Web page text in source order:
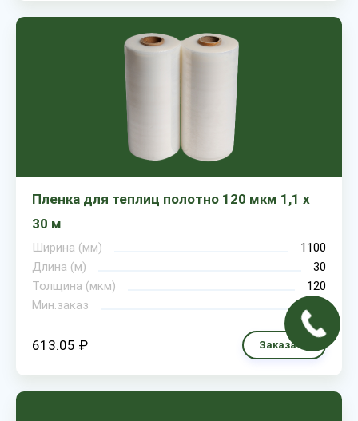
Пленка для теплиц полотно 120 мкм 1,1 х
30 м
Ширина (мм)
1100
Длина (м)
30
Толщина (мкм)
120
Мин.заказ
613.05 ₽ Заказать